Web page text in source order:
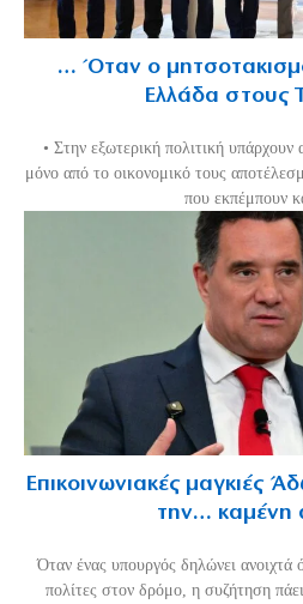
… Όταν ο
Ελλάδα στους
• Στην εξωτερική πολιτική υπάρχουν
μόνο από το οικονομικό τους
που εκπέμπουν
Επικοινωνιακές μαγκιές
την… καμένη
Όταν ένας υπουργός δηλώνει ανοιχτά
πολίτες στον δρόμο, η συζήτηση